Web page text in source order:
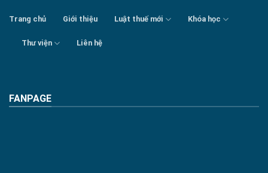
Trang chủ Giới thiệu Luật thuế mới Khóa học
Thư viện Liên hệ
FANPAGE